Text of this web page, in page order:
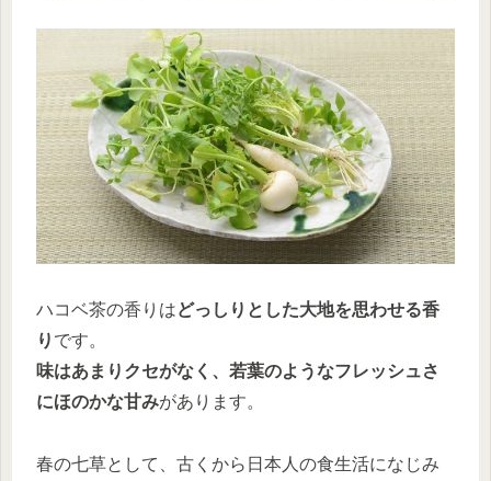
ハコベ茶の香りはどっしりとした大地を思わせる香
り です。
味はあまりクセがなく、若葉のようなフレッシュさ
にほのかな甘みがあります。
春の七草として、古くから日本人の食生活になじみ